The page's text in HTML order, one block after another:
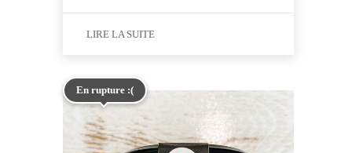
LIRE LA SUITE
En rupture :(